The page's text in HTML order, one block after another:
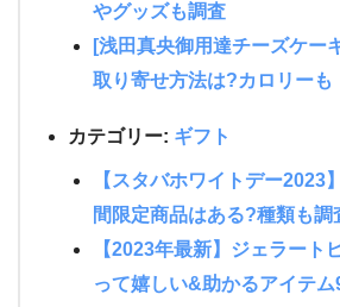
やグッズも調査
[浅田真央御用達チーズケー
取り寄せ方法は?カロリーも
カテゴリー: ギフト
【スタバホワイトデー2023
間限定商品はある?種類も調
【2023年最新】ジェラート
って嬉しい&助かるアイテム